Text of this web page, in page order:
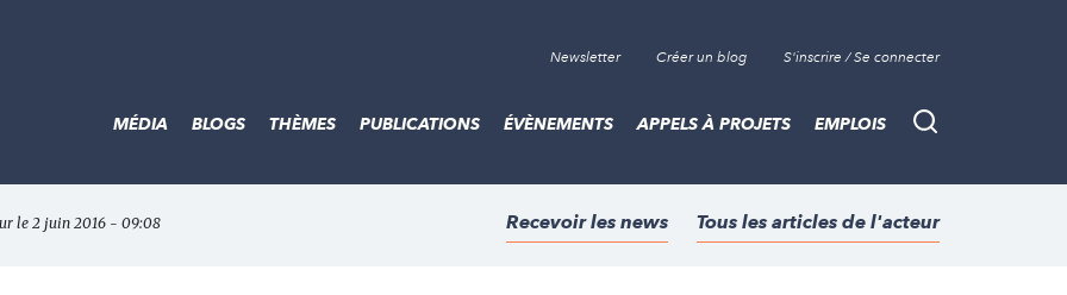
Newsletter Créer un blog S'inscrire / Se connecter
Recherche
MÉDIA BLOGS THÈMES PUBLICATIONS ÉVÈNEMENTS APPELS À PROJETS EMPLOIS
le 2 juin 2016 - 09:08 Recevoir les news Tous les articles de l'acteur